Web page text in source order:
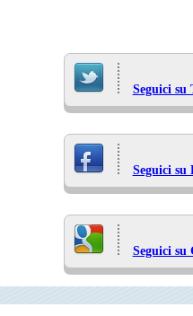
Seguici su
Seguici su
Seguici su